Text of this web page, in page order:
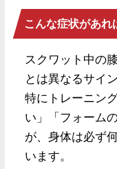
こんな症状があれ
スクワット中の
とは異なるサイ
特にトレーニン
い」「フォーム
が、身体は必ず
います。